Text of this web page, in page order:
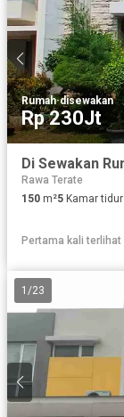
Rumah·disewakan
Rp 230Jt
Rawa Terate
150 m²5 Kamar tidur
Pertama kali
1 /23